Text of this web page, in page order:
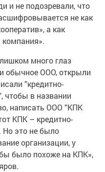
и не подозревали, что
не как
а как
компания».
много глаз
обычное ООО, открыли
”кредитно-
чтобы в названии
написать ООО ”КПК
КПК – кредитно-
Но это не было
организации, у
было похоже на КПК»,